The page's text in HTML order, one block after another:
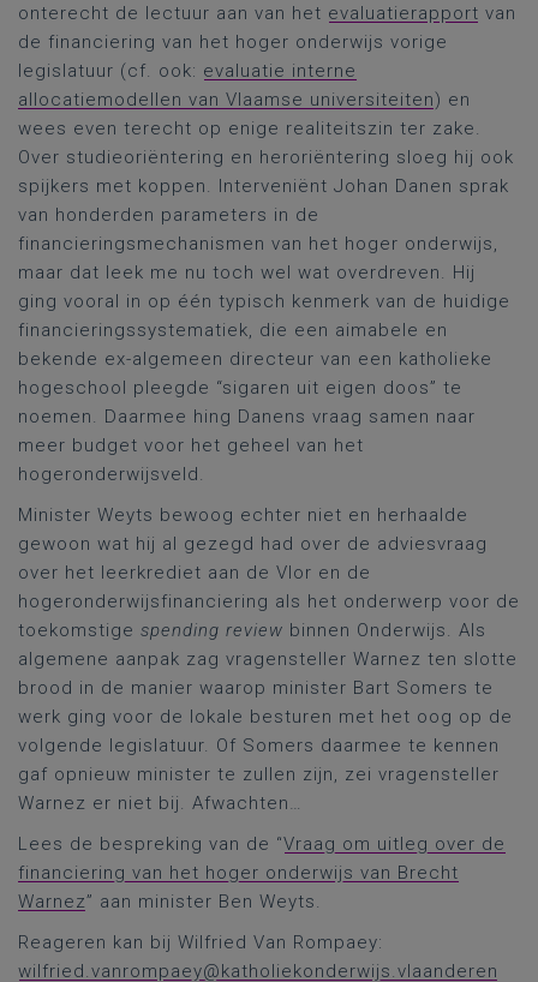
onterecht de lectuur aan van het evaluatierapport van
de financiering van het hoger onderwijs vorige
legislatuur (cf. ook: evaluatie interne
allocatiemodellen van Vlaamse universiteiten) en
wees even terecht op enige realiteitszin ter zake.
Over studieoriëntering en heroriëntering sloeg hij ook
spijkers met koppen. Interveniënt Johan Danen sprak
van honderden parameters in de
financieringsmechanismen van het hoger onderwijs,
maar dat leek me nu toch wel wat overdreven. Hij
ging vooral in op één typisch kenmerk van de huidige
financieringssystematiek, die een aimabele en
bekende ex-algemeen directeur van een katholieke
hogeschool pleegde “sigaren uit eigen doos” te
noemen. Daarmee hing Danens vraag samen naar
meer budget voor het geheel van het
hogeronderwijsveld.
Minister Weyts bewoog echter niet en herhaalde
gewoon wat hij al gezegd had over de adviesvraag
over het leerkrediet aan de Vlor en de
hogeronderwijsfinanciering als het onderwerp voor de
toekomstige spending review binnen Onderwijs. Als
algemene aanpak zag vragensteller Warnez ten slotte
brood in de manier waarop minister Bart Somers te
werk ging voor de lokale besturen met het oog op de
volgende legislatuur. Of Somers daarmee te kennen
gaf opnieuw minister te zullen zijn, zei vragensteller
Warnez er niet bij. Afwachten…
Lees de bespreking van de “Vraag om uitleg over de
financiering van het hoger onderwijs van Brecht
Warnez” aan minister Ben Weyts.
Reageren kan bij Wilfried Van Rompaey:
wilfried.vanrompaey@katholiekonderwijs.vlaanderen